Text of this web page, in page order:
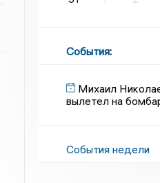
События:
Михаил
вылетел на
События недели